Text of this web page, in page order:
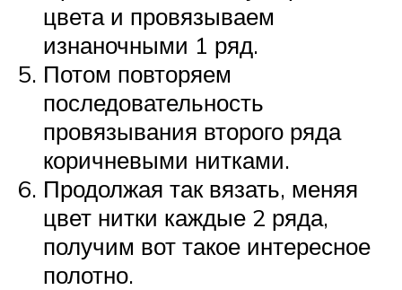
цвета и провязываем
изнаночными 1 ряд.
Потом повторяем
последовательность
провязывания второго ряда
коричневыми нитками.
Продолжая так вязать, меняя
цвет нитки каждые 2 ряда,
получим вот такое интересное
полотно.